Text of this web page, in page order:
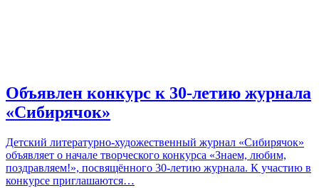
Объявлен конкурс к 30-летию журнала
«Сибирячок»
Детский литературно-художественный журнал «Сибирячок»
объявляет о начале творческого конкурса «Знаем, любим,
поздравляем!», посвящённого 30-летию журнала. К участию в
конкурсе приглашаются…